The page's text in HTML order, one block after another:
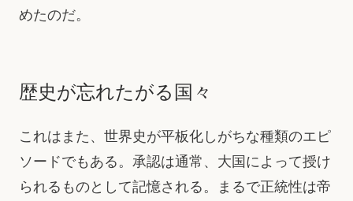
めたのだ。
歴史が忘れたがる国々
これはまた、世界史が平板化しがちな種類のエピ
ソードでもある。承認は通常、大国によって授け
られるものとして記憶される。まるで正統性は帝